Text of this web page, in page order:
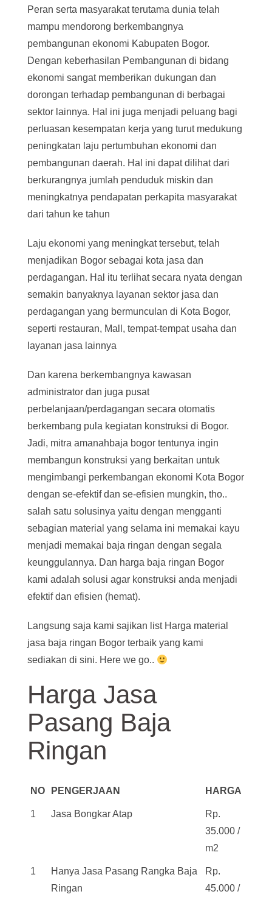
Peran serta masyarakat terutama dunia telah
mampu mendorong berkembangnya
pembangunan ekonomi Kabupaten Bogor.
Dengan keberhasilan Pembangunan di bidang
ekonomi sangat memberikan dukungan dan
dorongan terhadap pembangunan di berbagai
sektor lainnya. Hal ini juga menjadi peluang bagi
perluasan kesempatan kerja yang turut medukung
peningkatan laju pertumbuhan ekonomi dan
pembangunan daerah. Hal ini dapat dilihat dari
berkurangnya jumlah penduduk miskin dan
meningkatnya pendapatan perkapita masyarakat
dari tahun ke tahun
Laju ekonomi yang meningkat tersebut, telah
menjadikan Bogor sebagai kota jasa dan
perdagangan. Hal itu terlihat secara nyata dengan
semakin banyaknya layanan sektor jasa dan
perdagangan yang bermunculan di Kota Bogor,
seperti restauran, Mall, tempat-tempat usaha dan
layanan jasa lainnya
Dan karena berkembangnya kawasan
administrator dan juga pusat
perbelanjaan/perdagangan secara otomatis
berkembang pula kegiatan konstruksi di Bogor.
Jadi, mitra amanahbaja bogor tentunya ingin
membangun konstruksi yang berkaitan untuk
mengimbangi perkembangan ekonomi Kota Bogor
dengan se-efektif dan se-efisien mungkin, tho..
salah satu solusinya yaitu dengan mengganti
sebagian material yang selama ini memakai kayu
menjadi memakai baja ringan dengan segala
keunggulannya. Dan harga baja ringan Bogor
kami adalah solusi agar konstruksi anda menjadi
efektif dan efisien (hemat).
Langsung saja kami sajikan list Harga material
jasa baja ringan Bogor terbaik yang kami
sediakan di sini. Here we go..
Harga Jasa
Pasang Baja
Ringan
NO PENGERJAAN HARGA
1 Jasa Bongkar Atap
Rp.
35.000 /
m2
1
Hanya Jasa Pasang Rangka Baja
Ringan
Rp.
45.000 /